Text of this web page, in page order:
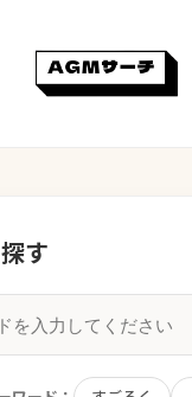
す